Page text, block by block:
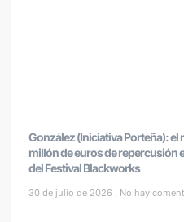
González (Iniciativa Porteña):
millón de euros de repercusión
del Festival Blackworks
30 de julio de 2026 No hay